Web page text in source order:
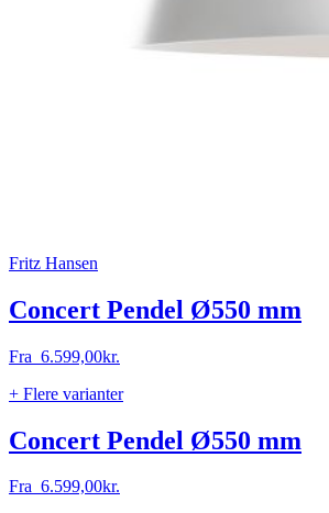
Fritz Hansen
Concert Pendel Ø550 mm
Fra 6.599,00kr.
+ Flere varianter
Concert Pendel Ø550 mm
Fra 6.599,00kr.